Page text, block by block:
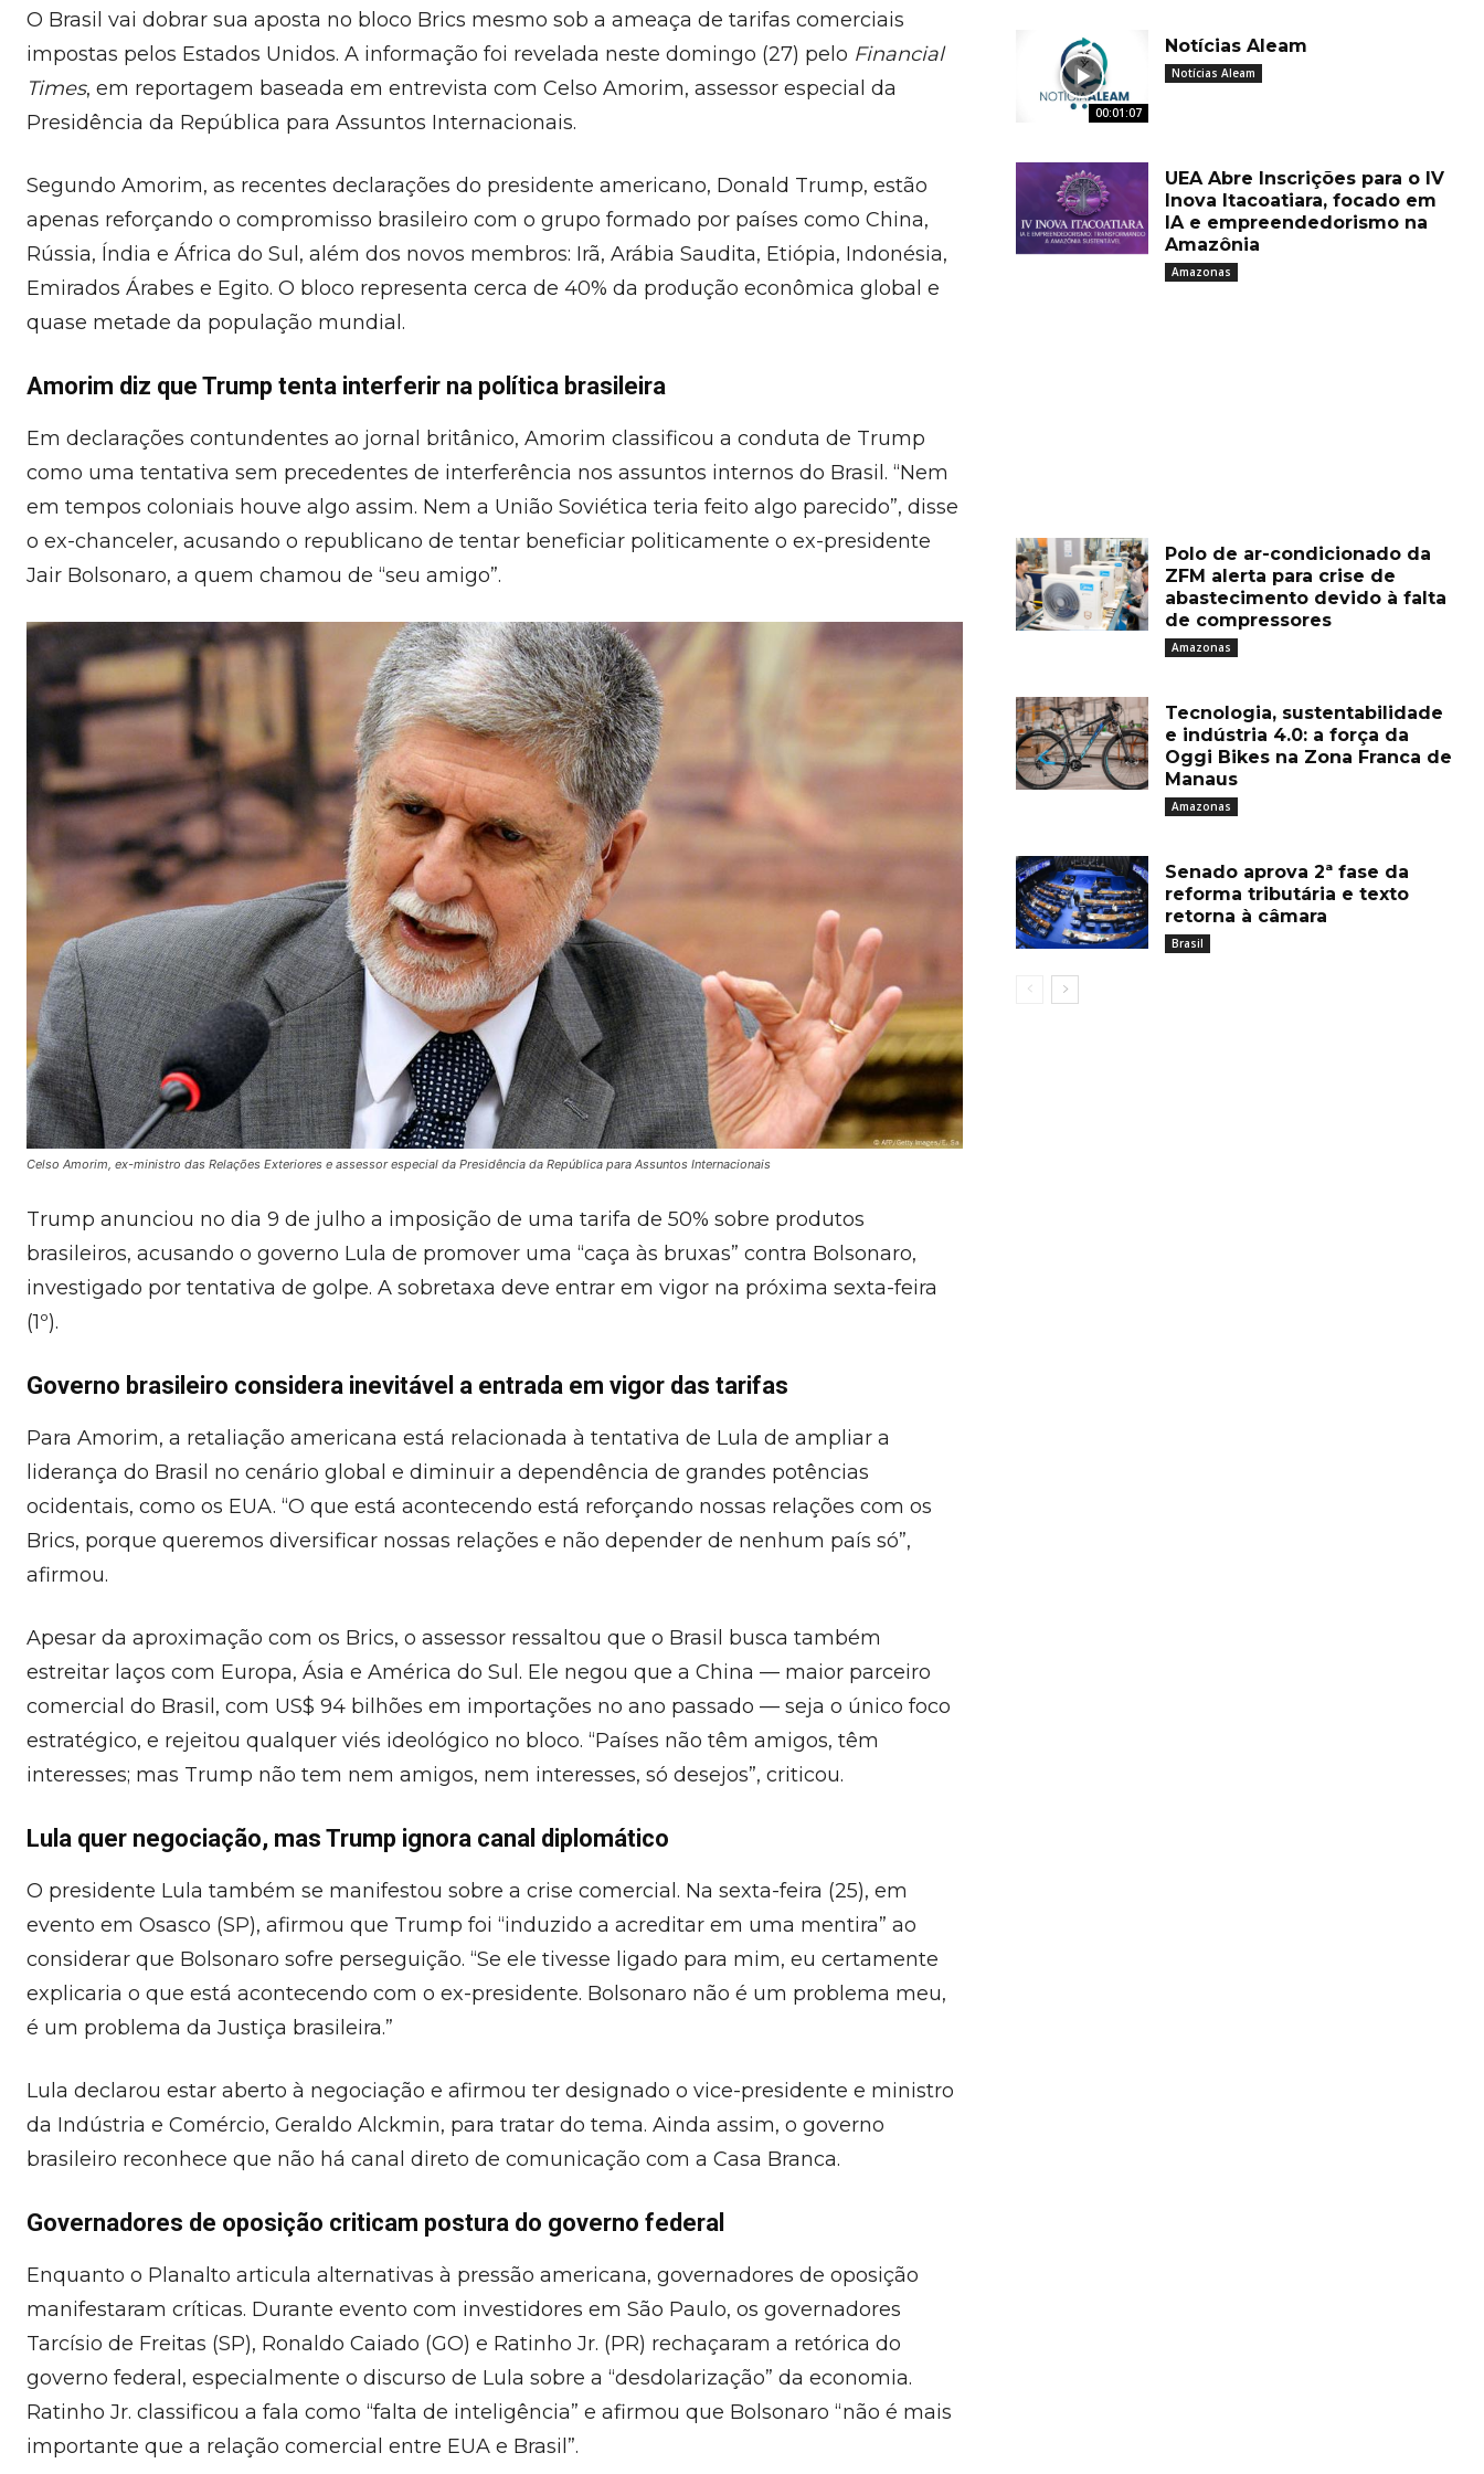
O Brasil vai dobrar sua aposta no bloco Brics mesmo sob a ameaça de tarifas comerciais
impostas pelos Estados Unidos. A informação foi revelada neste domingo (27) pelo Financial
Times, em reportagem baseada em entrevista com Celso Amorim, assessor especial da
Presidência da República para Assuntos Internacionais.
Segundo Amorim, as recentes declarações do presidente americano, Donald Trump, estão
apenas reforçando o compromisso brasileiro com o grupo formado por países como China,
Rússia, Índia e África do Sul, além dos novos membros: Irã, Arábia Saudita, Etiópia, Indonésia,
Emirados Árabes e Egito. O bloco representa cerca de 40% da produção econômica global e
quase metade da população mundial.
Amorim diz que Trump tenta interferir na política brasileira
Em declarações contundentes ao jornal britânico, Amorim classificou a conduta de Trump
como uma tentativa sem precedentes de interferência nos assuntos internos do Brasil. “Nem
em tempos coloniais houve algo assim. Nem a União Soviética teria feito algo parecido”, disse
o ex-chanceler, acusando o republicano de tentar beneficiar politicamente o ex-presidente
Jair Bolsonaro, a quem chamou de “seu amigo”.
Celso Amorim, ex-ministro das Relações Exteriores e assessor especial da Presidência da República para Assuntos Internacionais
Trump anunciou no dia 9 de julho a imposição de uma tarifa de 50% sobre produtos
brasileiros, acusando o governo Lula de promover uma “caça às bruxas” contra Bolsonaro,
investigado por tentativa de golpe. A sobretaxa deve entrar em vigor na próxima sexta-feira
(1º).
Governo brasileiro considera inevitável a entrada em vigor das tarifas
Para Amorim, a retaliação americana está relacionada à tentativa de Lula de ampliar a
liderança do Brasil no cenário global e diminuir a dependência de grandes potências
ocidentais, como os EUA. “O que está acontecendo está reforçando nossas relações com os
Brics, porque queremos diversificar nossas relações e não depender de nenhum país só”,
afirmou.
Apesar da aproximação com os Brics, o assessor ressaltou que o Brasil busca também
estreitar laços com Europa, Ásia e América do Sul. Ele negou que a China — maior parceiro
comercial do Brasil, com US$ 94 bilhões em importações no ano passado — seja o único foco
estratégico, e rejeitou qualquer viés ideológico no bloco. “Países não têm amigos, têm
interesses; mas Trump não tem nem amigos, nem interesses, só desejos”, criticou.
Lula quer negociação, mas Trump ignora canal diplomático
O presidente Lula também se manifestou sobre a crise comercial. Na sexta-feira (25), em
evento em Osasco (SP), afirmou que Trump foi “induzido a acreditar em uma mentira” ao
considerar que Bolsonaro sofre perseguição. “Se ele tivesse ligado para mim, eu certamente
explicaria o que está acontecendo com o ex-presidente. Bolsonaro não é um problema meu,
é um problema da Justiça brasileira.”
Lula declarou estar aberto à negociação e afirmou ter designado o vice-presidente e ministro
da Indústria e Comércio, Geraldo Alckmin, para tratar do tema. Ainda assim, o governo
brasileiro reconhece que não há canal direto de comunicação com a Casa Branca.
Governadores de oposição criticam postura do governo federal
Enquanto o Planalto articula alternativas à pressão americana, governadores de oposição
manifestaram críticas. Durante evento com investidores em São Paulo, os governadores
Tarcísio de Freitas (SP), Ronaldo Caiado (GO) e Ratinho Jr. (PR) rechaçaram a retórica do
governo federal, especialmente o discurso de Lula sobre a “desdolarização” da economia.
Ratinho Jr. classificou a fala como “falta de inteligência” e afirmou que Bolsonaro “não é mais
importante que a relação comercial entre EUA e Brasil”.
00:01:07
Notícias Aleam
Notícias Aleam
UEA Abre Inscrições para o IV
Inova Itacoatiara, focado em
IA e empreendedorismo na
Amazônia
Amazonas
Polo de ar-condicionado da
ZFM alerta para crise de
abastecimento devido à falta
de compressores
Amazonas
Tecnologia, sustentabilidade
e indústria 4.0: a força da
Oggi Bikes na Zona Franca de
Manaus
Amazonas
Senado aprova 2ª fase da
reforma tributária e texto
retorna à câmara
Brasil